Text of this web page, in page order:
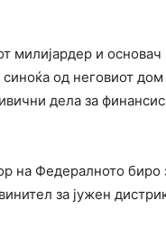
и основач
од неговиот
дела за
на Федералното биро
за јужен